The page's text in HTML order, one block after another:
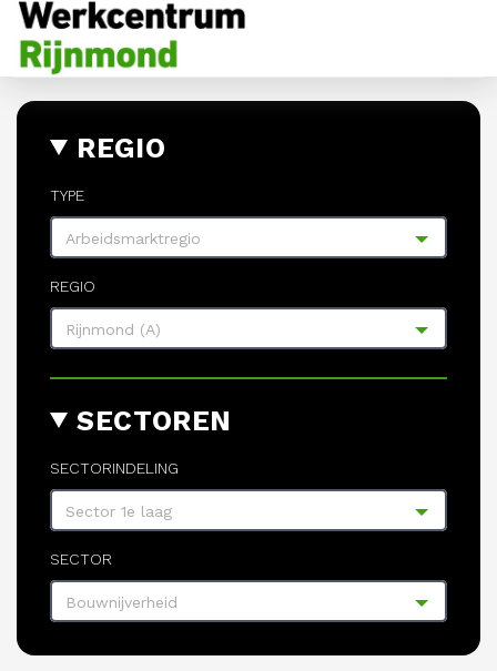
REGIO
TYPE
Arbeidsmarktregio
REGIO
Rijnmond (A)
SECTOREN
SECTORINDELING
Sector 1e laag
SECTOR
Bouwnijverheid